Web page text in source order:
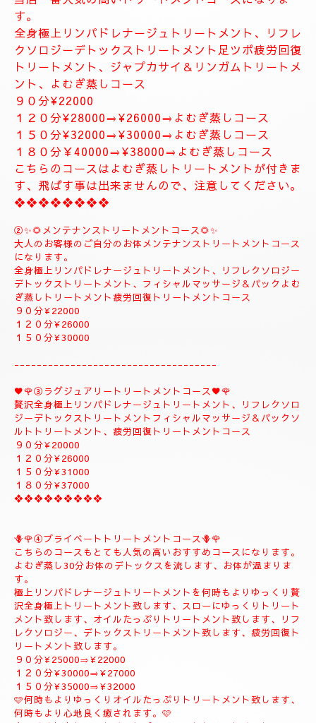
お体が軽くなり、とても癒されます。
精神的にお疲れの方におすすめ致します。
１２０分⇒¥30000⇒¥27000
１５０分⇒¥35000⇒¥33000
❖❖❖❖❖❖❖
❖❖❖❖❖❖❖❖❖❖❖❖
✨８月のおすすめコース✨
🌺🌻①ジャプカサイ＆リンガムトリートメントコース
🌻🌺
当店一番人気の高いトリートメントコースになりま
す。
全身極上リンパドレナージュトリートメント、リフレ
クソロジーデトックストリートメント足ツボ疲労回復
トリートメント、ジャプカサイ＆リンガムトリートメ
ント、よむぎ蒸しコース
９０分¥22000
１２０分¥28000⇒¥26000⇒よむぎ蒸しコース
１５０分¥32000⇒¥30000⇒よむぎ蒸しコース
１８０分￥40000⇒¥38000⇒よむぎ蒸しコース
❖❖❖❖❖❖❖❖
②✨🌻メンテナンストリートメントコース🌻✨
大人のお客様のご自分のお体メンテナンストリートメントコース
になります。
全身極上リンパドレナージュトリートメント、リフレクソロジー
デトックストリートメント、フィシャルマッサージ＆パックよむ
ぎ蒸しトリートメント疲労回復トリートメントコース
９０分¥22000
------------------------------------
♥️🌹③ラグジュアリートリートメントコース♥️🌹
贅沢全身極上リンパドレナージュトリートメント、リフレクソロ
ジーデトックストリートメントフィシャルマッサージ＆パックソ
ルトトリートメント、疲労回復トリートメントコース
９０分¥20000
１２０分¥26000
１５０分¥31000
１８０分¥37000
❖❖❖❖❖❖❖❖❖